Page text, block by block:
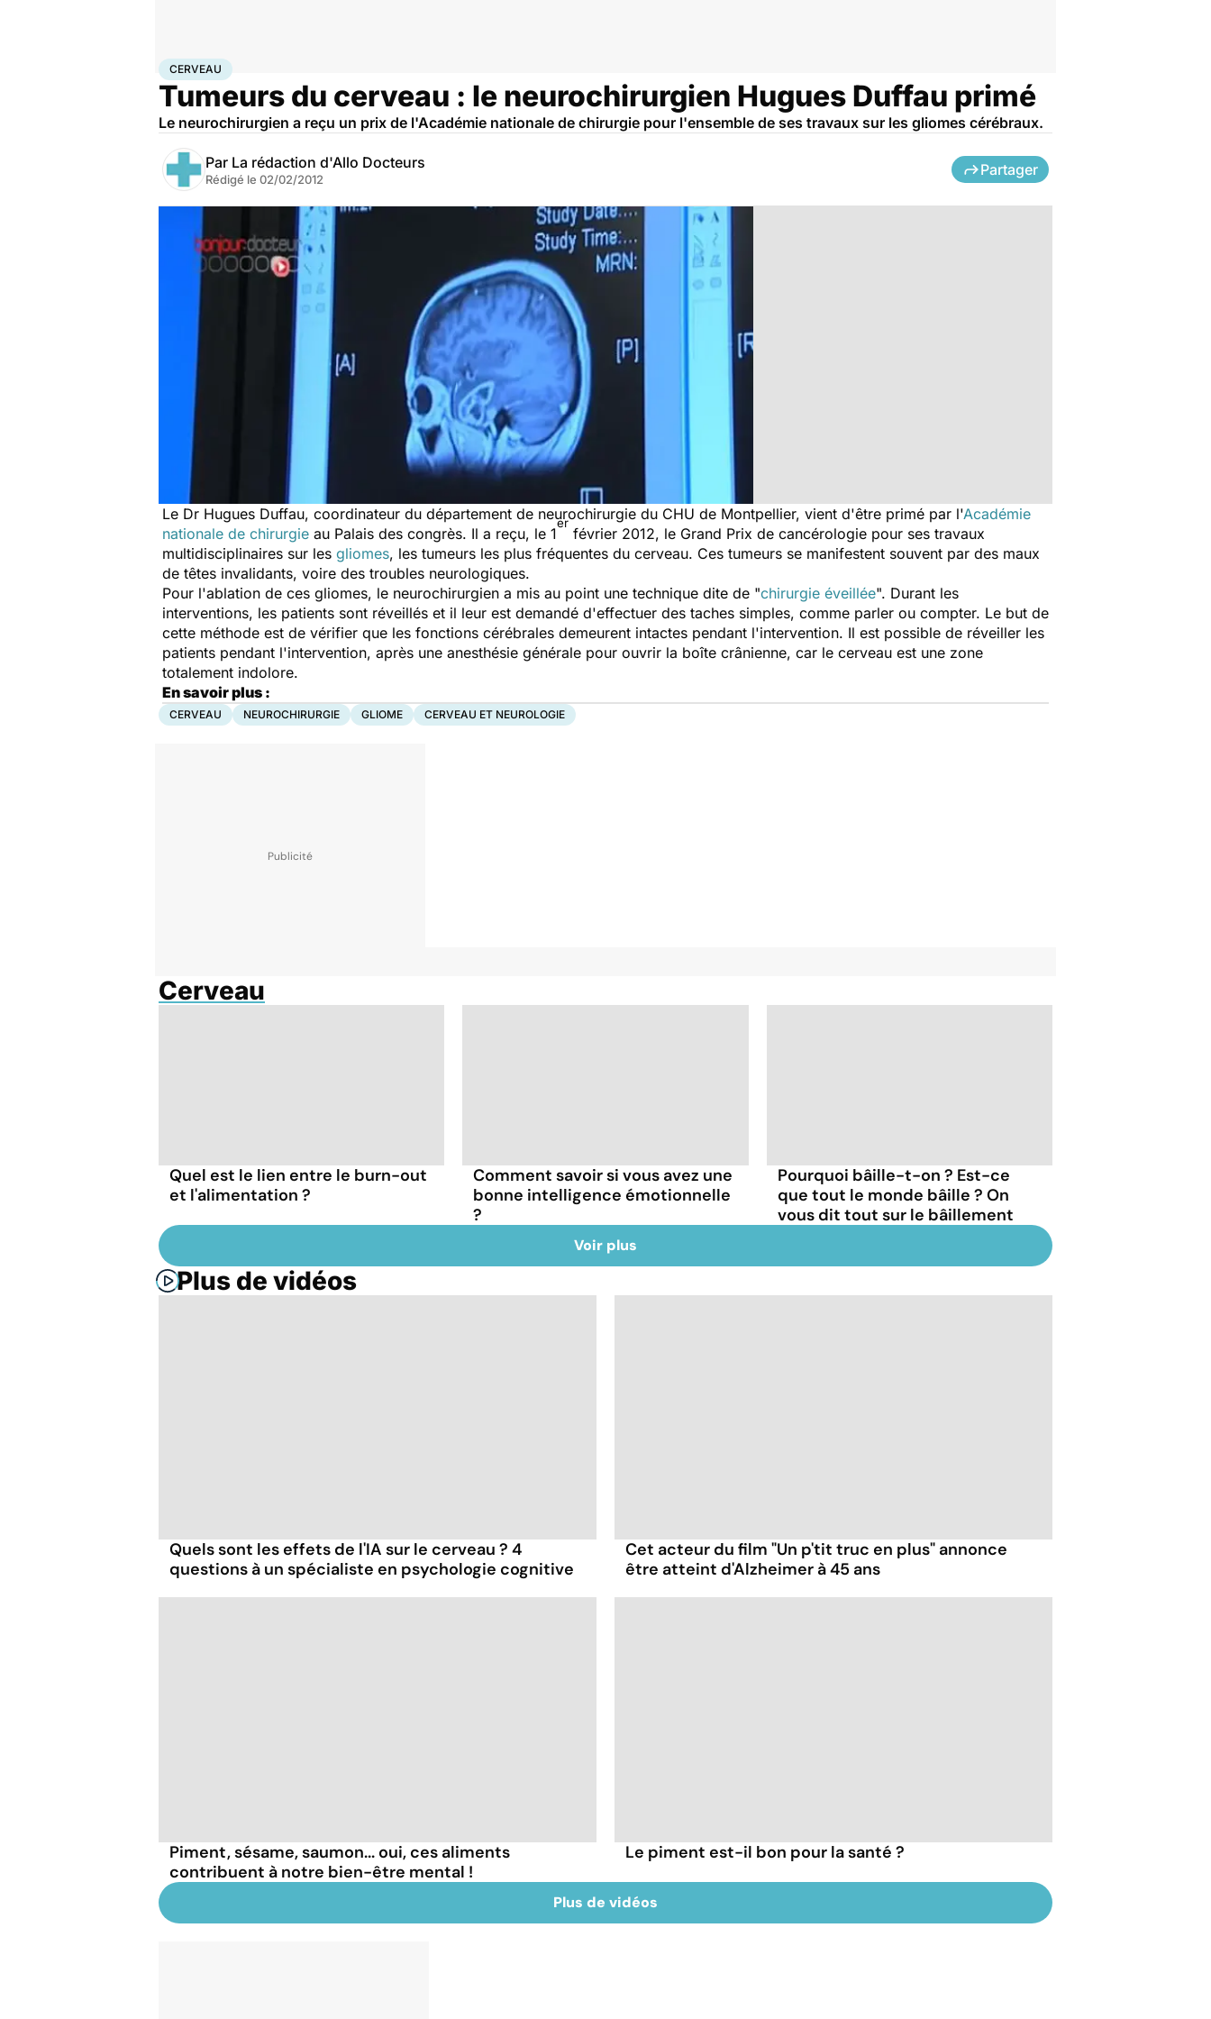
AccueilSanté Maladies
CERVEAU
Tumeurs du cerveau : le neurochirurgien Hugues Duffau primé
Le neurochirurgien a reçu un prix de l'Académie nationale de chirurgie pour l'ensemble de ses travaux sur les gliomes cérébraux.
Par La rédaction d'Allo Docteurs
Rédigé le 02/02/2012
Partager
Le Dr Hugues Duffau, coordinateur du département de neurochirurgie du CHU de Montpellier, vient d'être primé par l'Académie
nationale de chirurgie au Palais des congrès. Il a reçu, le 1
er
février 2012, le Grand Prix de cancérologie pour ses travaux
multidisciplinaires sur les gliomes, les tumeurs les plus fréquentes du cerveau. Ces tumeurs se manifestent souvent par des maux
de têtes invalidants, voire des troubles neurologiques.
Pour l'ablation de ces gliomes, le neurochirurgien a mis au point une technique dite de "chirurgie éveillée". Durant les
interventions, les patients sont réveillés et il leur est demandé d'effectuer des taches simples, comme parler ou compter. Le but de
cette méthode est de vérifier que les fonctions cérébrales demeurent intactes pendant l'intervention. Il est possible de réveiller les
patients pendant l'intervention, après une anesthésie générale pour ouvrir la boîte crânienne, car le cerveau est une zone
totalement indolore.
En savoir plus :
CERVEAU NEUROCHIRURGIE GLIOME CERVEAU ET NEUROLOGIE
Cerveau
Quel est le lien entre le burn-out
et l'alimentation ?
Comment savoir si vous avez une
bonne intelligence émotionnelle
?
Pourquoi bâille-t-on ? Est-ce
que tout le monde bâille ? On
vous dit tout sur le bâillement
Voir plus
Plus de vidéos
Quels sont les effets de l'IA sur le cerveau ? 4
questions à un spécialiste en psychologie cognitive
Cet acteur du film "Un p'tit truc en plus" annonce
être atteint d'Alzheimer à 45 ans
Piment, sésame, saumon... oui, ces aliments
contribuent à notre bien-être mental !
Le piment est-il bon pour la santé ?
Plus de vidéos